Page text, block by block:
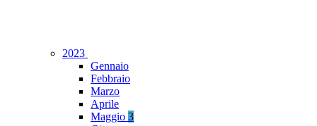
2023
Gennaio
Febbraio
Marzo
Aprile
Maggio 3